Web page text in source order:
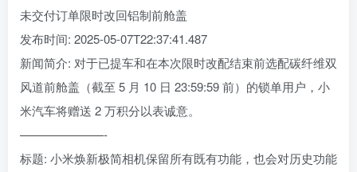
未交付订单限时改回铝制前舱盖
发布时间: 2025-05-07T22:37:41.487
新闻简介: 对于已提车和在本次限时改配结束前选配碳纤维双
风道前舱盖（截至 5 月 10 日 23:59:59 前）的锁单用户，小
米汽车将赠送 2 万积分以表诚意。
———————-
标题: 小米焕新极简相机保留所有既有功能，也会对历史功能